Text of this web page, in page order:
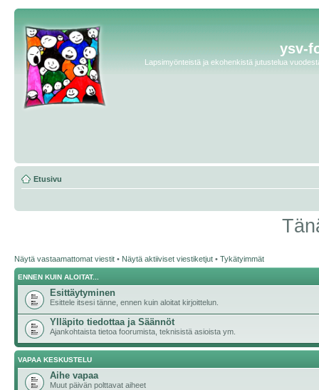
ysv-
Lapsimyönteistä ja ekohenkistä jutustelua
Etusivu
Näytä vastaamattomat viestit • Näytä aktiiviset viestiketjut • Tykätyimmät
ENNEN KUIN ALOITAT...
Esittäytyminen
Esittele itsesi tänne, ennen kuin aloitat kirjoittelun.
Ylläpito tiedottaa ja Säännöt
Ajankohtaista tietoa foorumista, teknisistä asioista ym.
VAPAA KESKUSTELU
Aihe vapaa
Muut päivän polttavat aiheet